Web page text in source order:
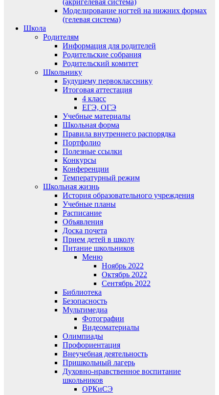
(акригелевая система)
Моделирование ногтей на нижних формах
(гелевая система)
Школа
Родителям
Информация для родителей
Родительские собрания
Родительский комитет
Школьнику
Будущему первокласснику
Итоговая аттестация
4 класс
ЕГЭ, ОГЭ
Учебные материалы
Школьная форма
Правила внутреннего распорядка
Портфолио
Полезные ссылки
Конкурсы
Конференции
Температурный режим
Школьная жизнь
История образовательного учреждения
Учебные планы
Расписание
Объявления
Доска почета
Прием детей в школу
Питание школьников
Меню
Ноябрь 2022
Октябрь 2022
Сентябрь 2022
Библиотека
Безопасность
Мультимедиа
Фотографии
Видеоматериалы
Олимпиады
Профориентация
Внеучебная деятельность
Пришкольный лагерь
Духовно-нравственное воспитание
школьников
ОРКиСЭ